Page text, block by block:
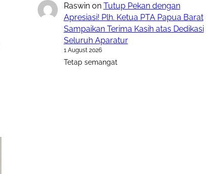
Raswinon Tutup Pekan dengan
Apresiasi! Plh. Ketua PTA Papua Barat
Sampaikan Terima Kasih atas Dedikasi
Seluruh Aparatur
1 August 2026
Tetap semangat